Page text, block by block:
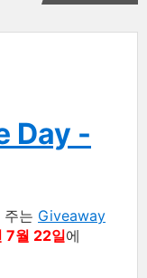
Day -
주는 Giveaway
7월 22일에